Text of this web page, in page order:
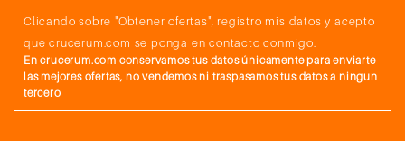
Clicando sobre "Obtener ofertas", registro mis datos y acepto
que crucerum.com se ponga en contacto conmigo.
En crucerum.com conservamos tus datos únicamente para enviarte
las mejores ofertas, no vendemos ni traspasamos tus datos a ningun
tercero